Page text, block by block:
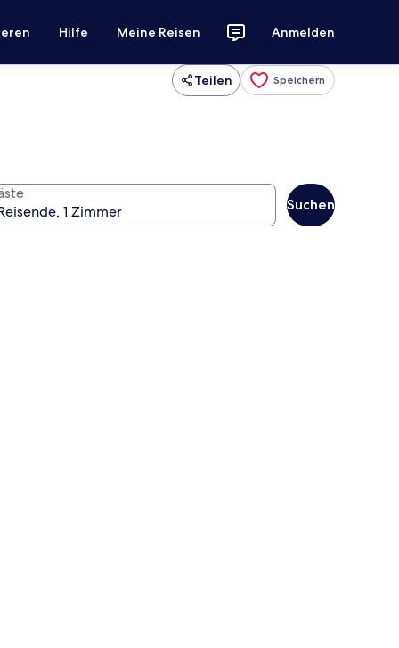
Hilfe Meine Reisen Anmelden
Teilen Speichern
Suchen